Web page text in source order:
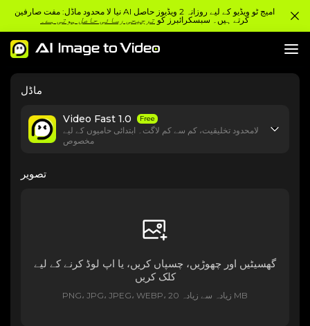
نیا لا محدود ماڈل: مفت صارفین AI امیج ٹو ویڈیو کے لیے روزانہ 2 ویڈیوز حاصل
کرتے ہیں۔ سبسکرائبرز کوترجیحی رسائی حاصل ہوتی ہے۔
ماڈل
Video Fast 1.0 Free
لامحدود تخلیقیت، کم سے کم لاگت۔ ابتدائی حامیوں کے لیے
مخصوص
تصویر
گھسیٹیں اور چھوڑیں، چسپاں کریں، یا اپ لوڈ کرنے کے لیے
کلک کریں
PNG، JPG، JPEG، WEBP، زیادہ سے زیادہ 20 MB